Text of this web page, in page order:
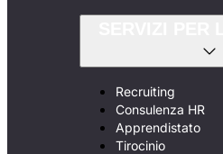
Recruiting
Consulenza HR
Apprendistato
Tirocinio